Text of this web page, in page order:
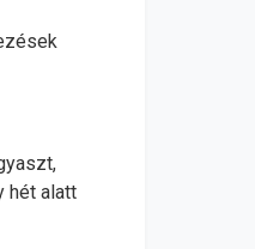
hét alatt